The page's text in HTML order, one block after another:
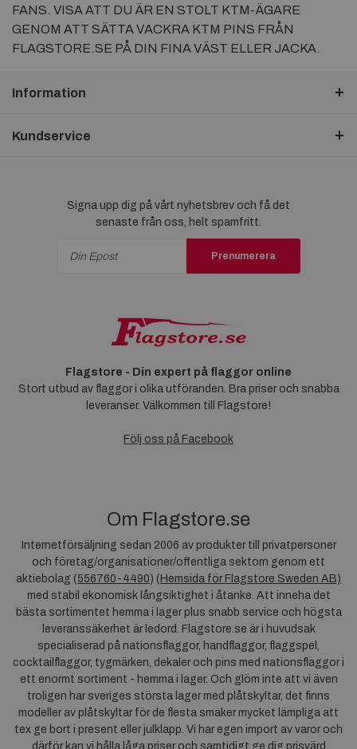
FANS. VISA ATT DU ÄR EN STOLT KTM-ÄGARE
GENOM ATT SÄTTA VACKRA KTM PINS FRÅN
FLAGSTORE.SE PÅ DIN FINA VÄST ELLER JACKA.
Information
Kundservice
Signa upp dig på vårt nyhetsbrev och få det
senaste från oss, helt spamfritt.
Prenumerera
Flagstore - Din expert på flaggor online
Stort utbud av flaggor i olika utföranden. Bra priser och snabba
leveranser. Välkommen till Flagstore!
Följ oss på Facebook
Om Flagstore.se
Internetförsäljning sedan 2006 av produkter till privatpersoner
och företag/organisationer/offentliga sektorn genom ett
aktiebolag (556760-4490) ( Hemsida för Flagstore Sweden AB)
med stabil ekonomisk långsiktighet i åtanke. Att inneha det
bästa sortimentet hemma i lager plus snabb service och högsta
leveranssäkerhet är ledord. Flagstore.se är i huvudsak
specialiserad på nationsflaggor, handflaggor, flaggspel,
cocktailflaggor, tygmärken, dekaler och pins med nationsflaggor i
ett enormt sortiment - hemma i lager. Och glöm inte att vi även
troligen har sveriges största lager med plåtskyltar, det finns
modeller av plåtskyltar för de flesta smaker mycket lämpliga att
tex ge bort i present eller julklapp. Vi har egen import av varor och
därför kan vi hålla låga priser och samtidigt ge dig prisvärd